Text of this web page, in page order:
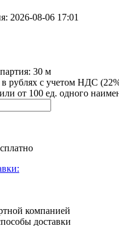
2026-08-06 17:01
30 м
рублях с учетом НДС
от 100 ед. одного
компанией
доставки